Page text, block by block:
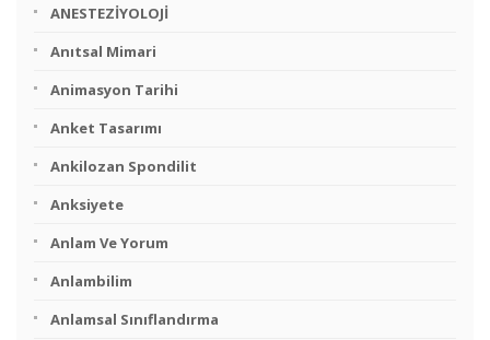
ANESTEZİYOLOJİ
Anıtsal Mimari
Animasyon Tarihi
Anket Tasarımı
Ankilozan Spondilit
Anksiyete
Anlam Ve Yorum
Anlambilim
Anlamsal Sınıflandırma